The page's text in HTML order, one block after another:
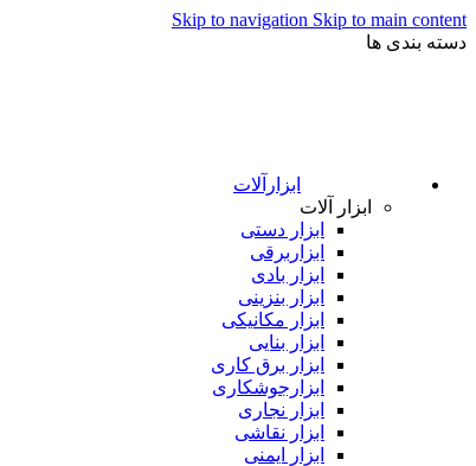
Skip to navigation Skip to main content
دسته بندی ها
ابزارآلات
ابزار آلات
ابزار دستی
ابزاربرقی
ابزار بادی
ابزار بنزینی
ابزار مکانیکی
ابزار بنایی
ابزار برق کاری
ابزارجوشکاری
ابزار نجاری
ابزار نقاشی
ابزار ایمنی